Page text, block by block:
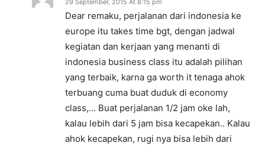
Dear remaku, perjalanan dari indonesia ke
europe itu takes time bgt, dengan jadwal
kegiatan dan kerjaan yang menanti di
indonesia business class itu adalah pilihan
yang terbaik, karna ga worth it tenaga ahok
terbuang cuma buat duduk di economy
class,… Buat perjalanan 1/2 jam oke lah,
kalau lebih dari 5 jam bisa kecapekan.. Kalau
ahok kecapekan, rugi nya bisa lebih dari